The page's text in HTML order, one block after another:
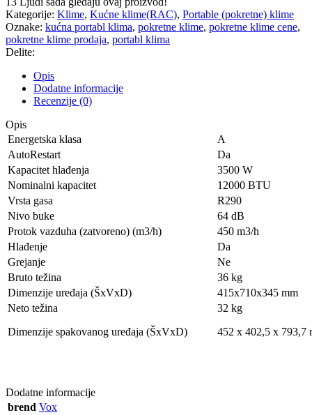
Kategorije: Klime, Kućne klime(RAC), Portable (pokretne) klime
Oznake: kućna portabl klima, pokretne klime, pokretne klime cene,
pokretne klime prodaja, portabl klima
Delite:
Opis
Dodatne informacije
Recenzije (0)
Opis
Energetska klasa
A
AutoRestart
Da
Kapacitet hlađenja
3500 W
Nominalni kapacitet
12000 BTU
Vrsta gasa
R290
Nivo buke
64 dB
Protok vazduha (zatvoreno) (m3/h)
450 m3/h
Hlađenje
Da
Grejanje
Ne
Bruto težina
36 kg
Dimenzije uređaja (ŠxVxD)
415x710x345 mm
Neto težina
Dimenzije spakovanog uređaja (ŠxVxD)
32 kg
452 x 402,5 x 793,7
Dodatne informacije
brend Vox